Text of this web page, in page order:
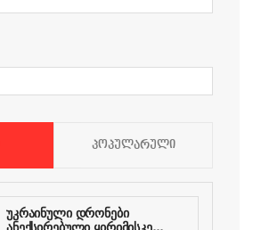
ᲞᲝᲞᲣᲚᲐᲠᲣᲚᲘ
უკრაინული დრონები